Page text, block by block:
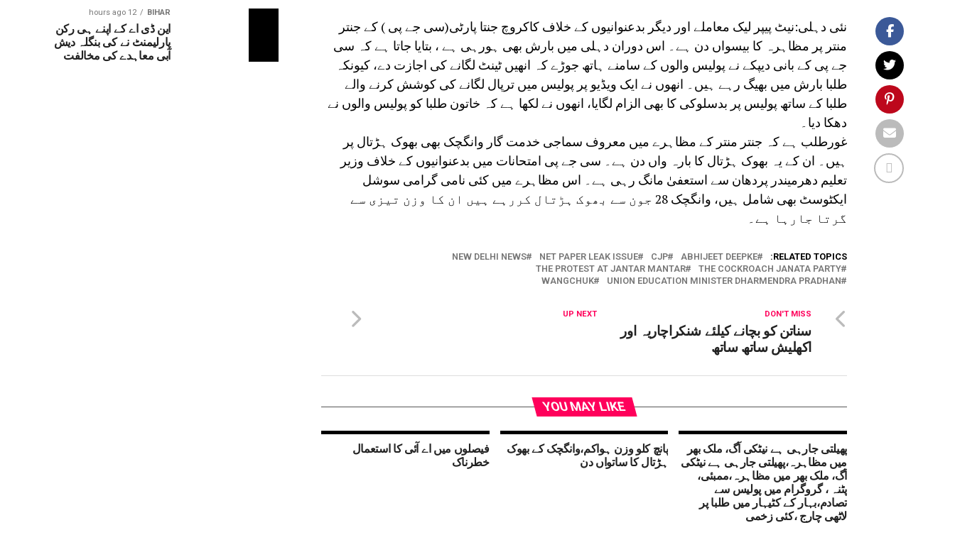
نئی دہلی:نیٹ پیپر لیک معاملے اور دیگر بدعنوانیوں کے خلاف کاکروچ جنتا پارٹی(سی جے پی ) کے جنتر
منتر پر مظاہرہ کا بیسواں دن ہے۔ اس دوران دہلی میں بارش بھی ہورہی ہے ، بتایا جاتا ہے کہ سی
جے پی کے بانی دیپکے نے پولیس والوں کے سامنے ہاتھ جوڑے کہ انھیں ٹینٹ لگانے کی اجازت دے، کیونکہ
طلبا بارش میں بھیگ رہے ہیں۔ انھوں نے ایک ویڈیو پر پولیس میں ترپال لگانے کی کوشش کرنے والے
طلبا کے ساتھ پولیس پر بدسلوکی کا بھی الزام لگایا، انھوں نے لکھا ہے کہ خاتون طلبا کو پولیس والوں نے
دھکا دیا۔
غورطلب ہے کہ جنتر منتر کے مظاہرے میں معروف سماجی خدمت گار وانگچک بھی بھوک ہڑتال پر
ہیں۔ ان کے یہ بھوک ہڑتال کا بارہ واں دن ہے۔ سی جے پی امتحانات میں بدعنوانیوں کے خلاف وزیر
تعلیم دھرمیندر پردھان سے استعفیٰ مانگ رہی ہے۔ اس مظاہرے میں کئی نامی گرامی سوشل
ایکٹوسٹ بھی شامل ہیں، وانگچک 28 جون سے بھوک ہڑتال کررہے ہیں ان کا وزن تیزی سے
گرتا جارہا ہے۔
RELATED TOPICS:
ABHIJEET DEEPKE
CJP
NET PAPER LEAK ISSUE
NEW DELHI NEWS
THE COCKROACH JANATA PARTY
THE PROTEST AT JANTAR MANTAR
UNION EDUCATION MINISTER DHARMENDRA PRADHAN
WANGCHUK
UP NEXT DON'T MISS
سناتن کو بچانے کیلئے شنکراچاریہ اور
اکھلیش ساتھ ساتھ
YOU MAY LIKE
پھیلتی جارہی ہے نیٹکی آگ، ملک بھر
میں مظاہرہ،پھیلتی جارہی ہے نیٹکی
آگ، ملک بھر میں مظاہرہ،ممبئی،
پٹنہ ، گروگرام میں پولیس سے
تصادم،بہار کے کٹیہار میں طلبا پر
لاٹھی چارج ،کئی زخمی
پانچ کلو وزن ہواکم،وانگچک کے بھوک
ہڑتال کا ساتواں دن
فیصلوں میں اے آئی کا استعمال
خطرناک
BIHAR
12 hours ago
این ڈی اے کے اپنے ہی رکن
پارلیمنٹ نے کی بنگلہ دیش
آبی معاہدے کی مخالفت